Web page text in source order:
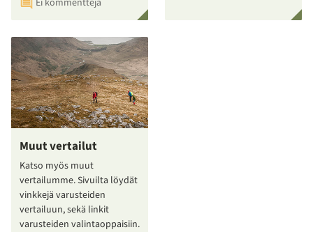
Muut vertailut
Katso myös muut
vertailumme. Sivuilta löydät
vinkkejä varusteiden
vertailuun, sekä linkit
varusteiden valintaoppaisiin.